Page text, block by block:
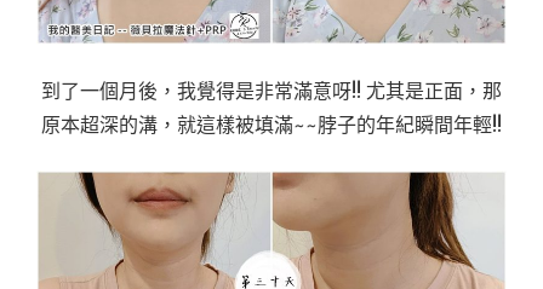
到了一個月後，我覺得是非常滿意呀!! 尤其是正面，那
原本超深的溝，就這樣被填滿~~脖子的年紀瞬間年輕!!